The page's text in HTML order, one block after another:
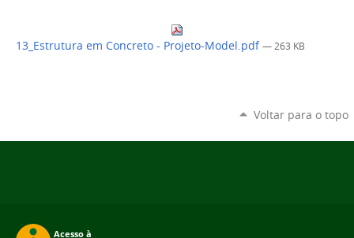
13_Estrutura em Concreto - Projeto-Model.pdf — 263 KB
Voltar para o topo